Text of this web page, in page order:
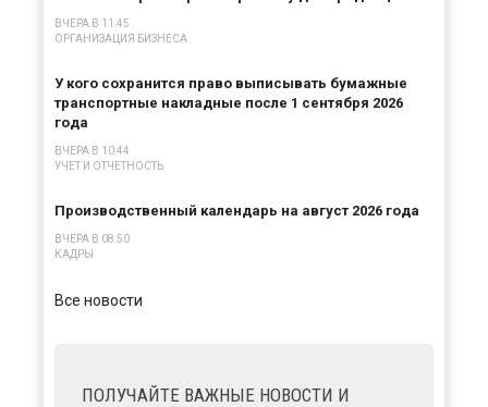
ВЧЕРА В 11:45
ОРГАНИЗАЦИЯ БИЗНЕСА
У кого сохранится право выписывать бумажные
транспортные накладные после 1 сентября 2026
года
ВЧЕРА В 10:44
УЧЕТ И ОТЧЕТНОСТЬ
Производственный календарь на август 2026 года
ВЧЕРА В 08:50
КАДРЫ
Все новости
ПОЛУЧАЙТЕ ВАЖНЫЕ НОВОСТИ И